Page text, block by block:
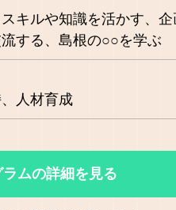
スキルや知識を活かす
企
する 島根の○○を学ぶ
人材育成
ラムの詳細を見る